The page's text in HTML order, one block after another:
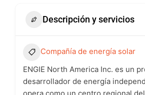
Descripción y servicios
Compañía de energía solar
ENGIE North America Inc. es un
desarrollador de energía
opera como un centro regional